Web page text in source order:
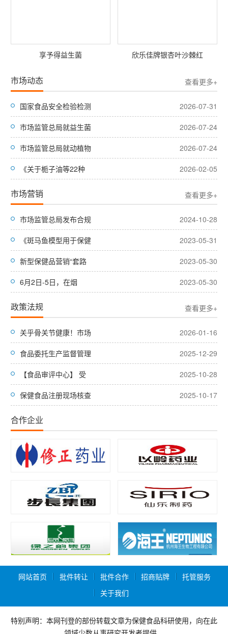
享予得益生菌 欣乐佳牌银杏叶沙棘红
市场动态 查看更多+
国家食品安全检验检测 2026-07-31
市场监管总局就益生菌 2026-07-24
市场监管总局就动植物 2026-07-24
《关于栀子油等22种 2026-02-05
市场营销 查看更多+
市场监管总局发布合规 2024-10-28
《斑马鱼模型用于保健 2023-05-31
新型保健品营销“套路 2023-05-30
6月2日-5日，在烟 2023-05-30
政策法规 查看更多+
关乎骨关节健康！市场 2026-01-16
食品委托生产监督管理 2025-12-29
【食品审评中心】 受 2025-10-28
保健食品注册现场核查 2025-10-17
合作企业
网站首页 批件转让 批件合作 招商贴牌
托管服务
关于我们
特别声明：本网刊登的部份转载文章为保健食品科研使用，向在此